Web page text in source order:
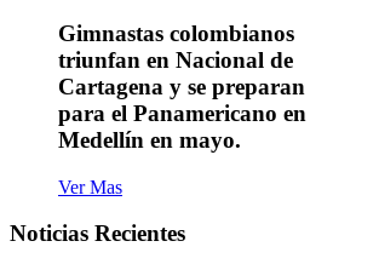
Gimnastas colombianos
triunfan en Nacional de
Cartagena y se preparan
para el Panamericano en
Medellín en mayo.
Ver Mas
Noticias Recientes